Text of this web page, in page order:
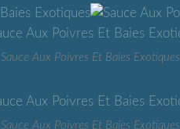
Sauce Aux Poivres Et Baies Exotiques
Sauce Aux Poivres Et Baies Exotiques